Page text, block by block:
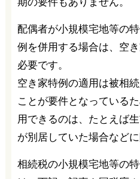
期の要件もありません。
配偶者が小規模宅地等の
例を併用する場合は、空
必要です。
空き家特例の適用は被相
ことが要件となっている
用できるのは、たとえば
が別居していた場合などに
相続税の小規模宅地等の